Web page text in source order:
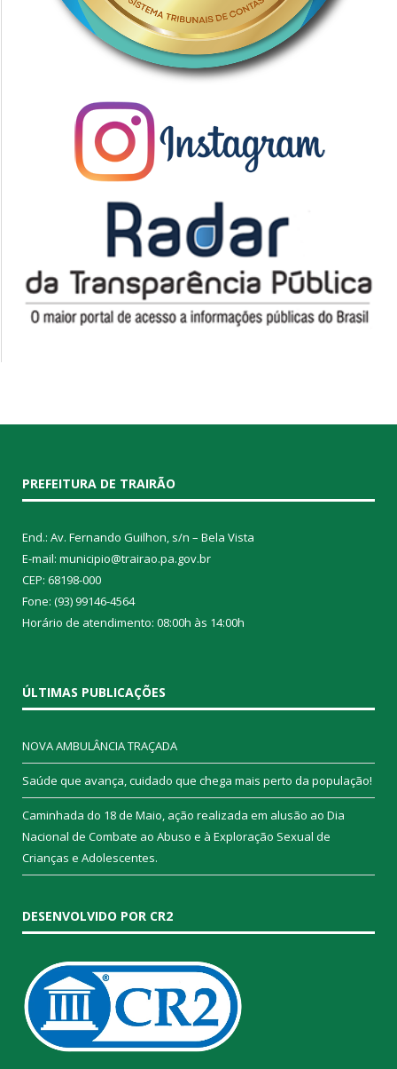
PREFEITURA DE TRAIRÃO
End.: Av. Fernando Guilhon, s/n – Bela Vista
E-mail: municipio@trairao.pa.gov.br
CEP: 68198-000
Fone: (93) 99146-4564
Horário de atendimento: 08:00h às 14:00h
ÚLTIMAS PUBLICAÇÕES
NOVA AMBULÂNCIA TRAÇADA
Saúde que avança, cuidado que chega mais perto da população!
Caminhada do 18 de Maio, ação realizada em alusão ao Dia
Nacional de Combate ao Abuso e à Exploração Sexual de
Crianças e Adolescentes.
DESENVOLVIDO POR CR2